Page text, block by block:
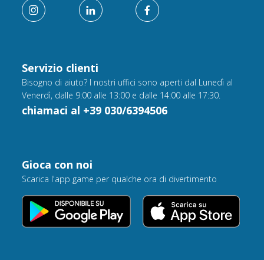
Servizio clienti
Bisogno di aiuto? I nostri uffici sono aperti dal Lunedì al
Venerdì, dalle 9:00 alle 13:00 e dalle 14:00 alle 17:30.
chiamaci al +39 030/6394506
Gioca con noi
Scarica l'app game per qualche ora di divertimento